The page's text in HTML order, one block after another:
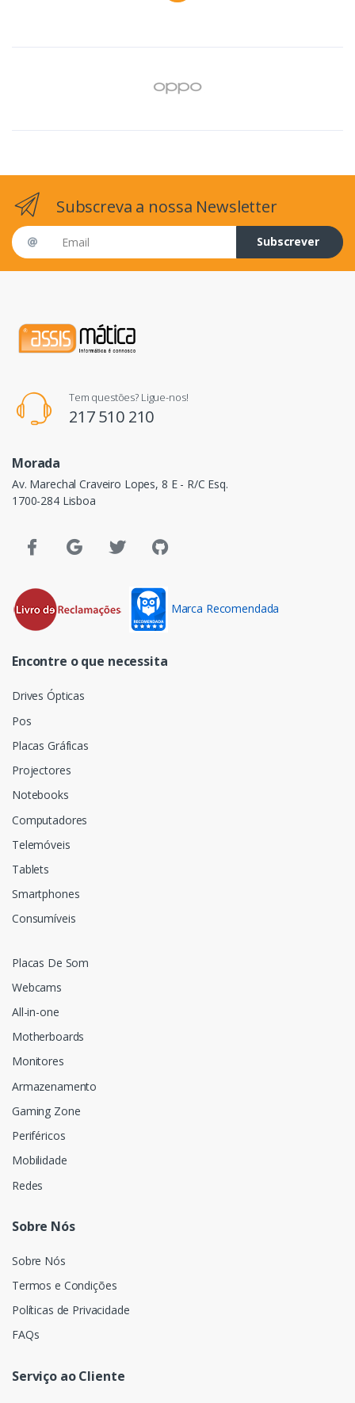
Subscreva a nossa Newsletter
Email address
Subscrever
Tem questões? Ligue-nos!
217 510 210
Morada
Av. Marechal Craveiro Lopes, 8 E - R/C Esq.
1700-284 Lisboa
Marca Recomendada
Encontre o que necessita
Drives Ópticas
Pos
Placas Gráficas
Projectores
Notebooks
Computadores
Telemóveis
Tablets
Smartphones
Consumíveis
Placas De Som
Webcams
All-in-one
Motherboards
Monitores
Armazenamento
Gaming Zone
Periféricos
Mobilidade
Redes
Sobre Nós
Sobre Nós
Termos e Condições
Políticas de Privacidade
FAQs
Serviço ao Cliente